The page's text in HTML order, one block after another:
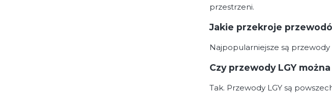
przestrzeni.
Jakie przekroje
Najpopularniejsze są przewody
Czy przewody LGY
Tak. Przewody LGY są